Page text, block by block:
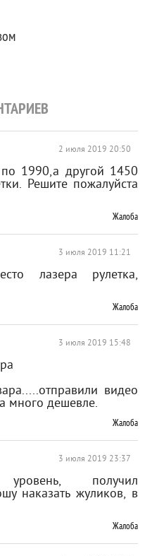
2 июля 2019 20:50
по 1990,а другой 1450
Решите пожалуйста
Жалоба
3 июля 2019 11:21
лазера рулетка,
Жалоба
3 июля 2019 15:48
видео
много дешевле.
Жалоба
3 июля 2019 23:37
получил
наказать жуликов, в
Жалоба